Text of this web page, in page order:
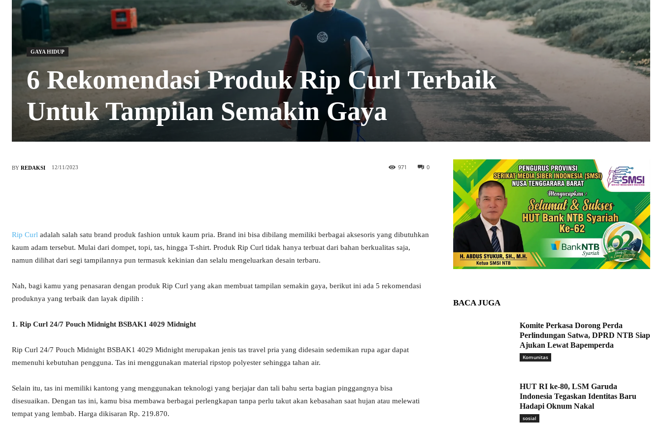
GAYA HIDUP
6 Rekomendasi Produk Rip Curl Terbaik
Untuk Tampilan Semakin Gaya
BY REDAKSI 12/11/2023 0
971
Rip Curl adalah salah satu brand produk fashion untuk kaum pria. Brand ini bisa dibilang memiliki berbagai aksesoris yang dibutuhkan
kaum adam tersebut. Mulai dari dompet, topi, tas, hingga T-shirt. Produk Rip Curl tidak hanya terbuat dari bahan berkualitas saja,
namun dilihat dari segi tampilannya pun termasuk kekinian dan selalu mengeluarkan desain terbaru.
Nah, bagi kamu yang penasaran dengan produk Rip Curl yang akan membuat tampilan semakin gaya, berikut ini ada 5 rekomendasi
produknya yang terbaik dan layak dipilih :
1. Rip Curl 24/7 Pouch Midnight BSBAK1 4029 Midnight
Rip Curl 24/7 Pouch Midnight BSBAK1 4029 Midnight merupakan jenis tas travel pria yang didesain sedemikan rupa agar dapat
memenuhi kebutuhan pengguna. Tas ini menggunakan material ripstop polyester sehingga tahan air.
Selain itu, tas ini memiliki kantong yang menggunakan teknologi yang berjajar dan tali bahu serta bagian pinggangnya bisa
disesuaikan. Dengan tas ini, kamu bisa membawa berbagai perlengkapan tanpa perlu takut akan kebasahan saat hujan atau melewati
tempat yang lembab. Harga dikisaran Rp. 219.870.
BACA JUGA
Komite Perkasa Dorong Perda
Perlindungan Satwa, DPRD NTB Siap
Ajukan Lewat Bapemperda
Komunitas
HUT RI ke-80, LSM Garuda
Indonesia Tegaskan Identitas Baru
Hadapi Oknum Nakal
sosial